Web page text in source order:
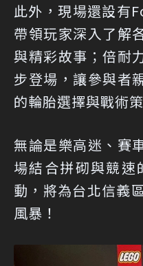
此外，現場還設有
帶領玩家深入了解
與精彩故事；倍耐
步登場，讓參與者
的輪胎選擇與戰術
無論是樂高迷、賽
場結合拼砌與競速
動，將為台北信義
風暴！